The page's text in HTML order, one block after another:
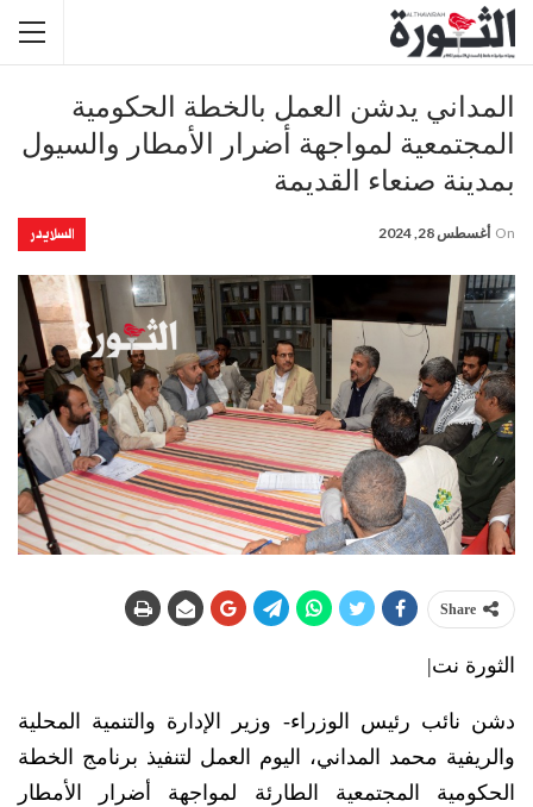
المداني يدشن العمل بالخطة الحكومية
المجتمعية لمواجهة أضرار الأمطار والسيول
بمدينة صنعاء القديمة
السلايدر On أغسطس 28, 2024
Share
الثورة نت|
دشن نائب رئيس الوزراء- وزير الإدارة والتنمية المحلية
والريفية محمد المداني، اليوم العمل لتنفيذ برنامج الخطة
الحكومية المجتمعية الطارئة لمواجهة أضرار الأمطار